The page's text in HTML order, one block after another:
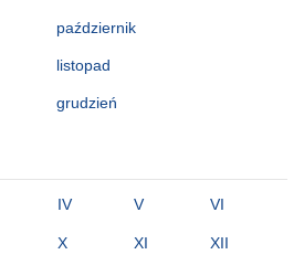
październik
listopad
grudzień
IV V VI
X XI XII